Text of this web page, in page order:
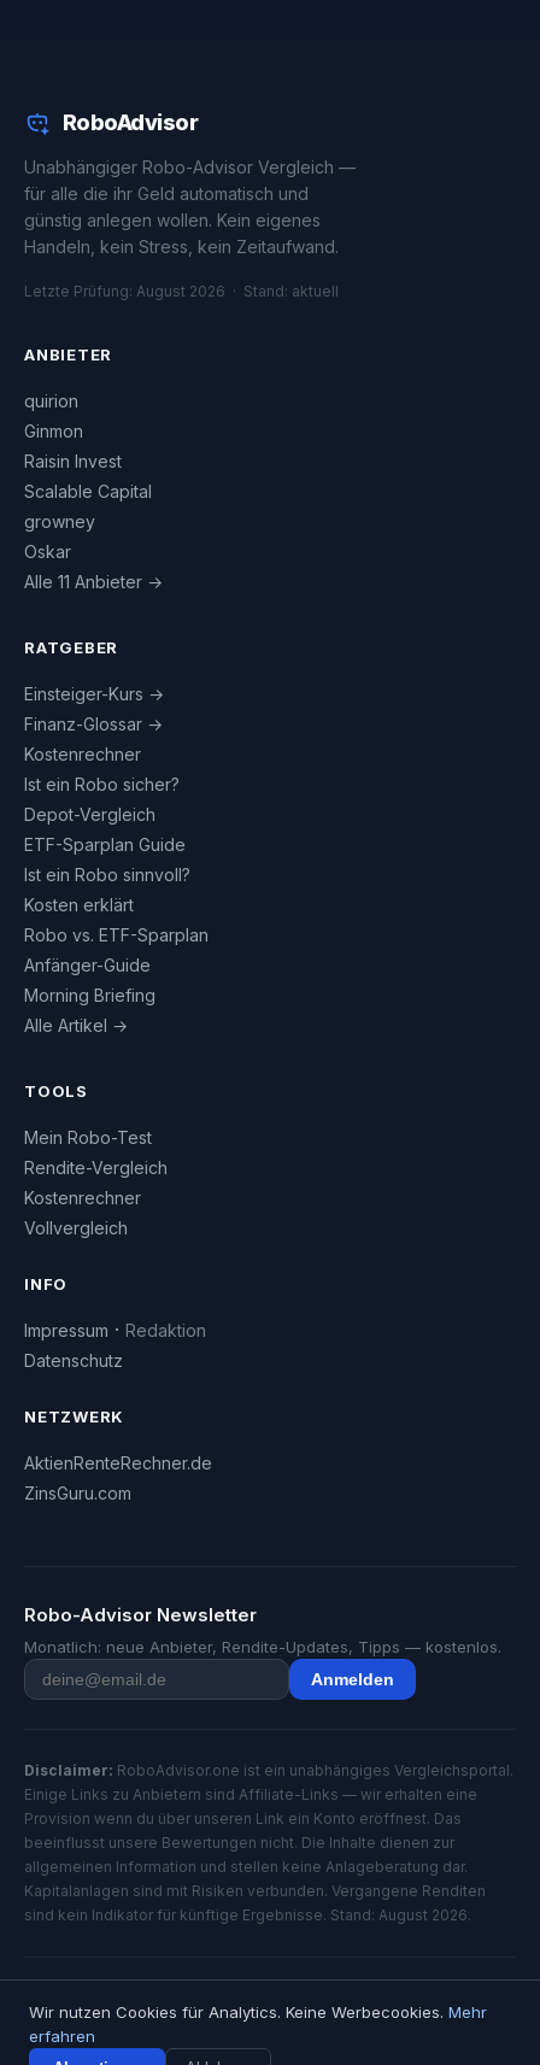
RoboAdvisor
Unabhängiger Robo-Advisor Vergleich —
für alle die ihr Geld automatisch und
günstig anlegen wollen. Kein eigenes
Handeln, kein Stress, kein Zeitaufwand.
Letzte Prüfung: August 2026 · Stand: aktuell
ANBIETER
quirion
Ginmon
Raisin Invest
Scalable Capital
growney
Oskar
Alle 11 Anbieter →
RATGEBER
Einsteiger-Kurs →
Finanz-Glossar →
Kostenrechner
Ist ein Robo sicher?
Depot-Vergleich
ETF-Sparplan Guide
Ist ein Robo sinnvoll?
Kosten erklärt
Robo vs. ETF-Sparplan
Anfänger-Guide
Morning Briefing
Alle Artikel →
TOOLS
Mein Robo-Test
Rendite-Vergleich
Kostenrechner
Vollvergleich
INFO
Impressum · Redaktion
Datenschutz
NETZWERK
AktienRenteRechner.de
ZinsGuru.com
Robo-Advisor Newsletter
Monatlich: neue Anbieter, Rendite-Updates, Tipps — kostenlos.
Anmelden
Disclaimer: RoboAdvisor.one ist ein unabhängiges Vergleichsportal.
Einige Links zu Anbietern sind Affiliate-Links — wir erhalten eine
Provision wenn du über unseren Link ein Konto eröffnest. Das
beeinflusst unsere Bewertungen nicht. Die Inhalte dienen zur
allgemeinen Information und stellen keine Anlageberatung dar.
Kapitalanlagen sind mit Risiken verbunden. Vergangene Renditen
sind kein Indikator für künftige Ergebnisse. Stand: August 2026.
ImpressumDatenschutz
Wir nutzen Cookies für Analytics. Keine Werbecookies. Mehr
erfahren